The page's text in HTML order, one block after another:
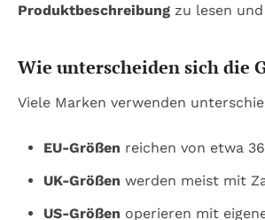
Produktbeschreibung zu lesen
Wie unterscheiden sich die
Viele Marken verwenden
EU-Größen reichen von etwa
UK-Größen werden meist mit
US-Größen operieren mit